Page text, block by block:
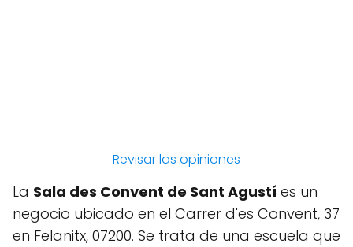
Revisar las opiniones
La Sala des Convent de Sant Agustí es un
negocio ubicado en el Carrer d'es Convent, 37
en Felanitx, 07200. Se trata de una escuela que